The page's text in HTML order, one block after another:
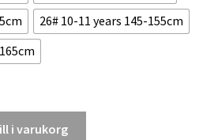
26# 10-11 years 145-155cm
i varukorg